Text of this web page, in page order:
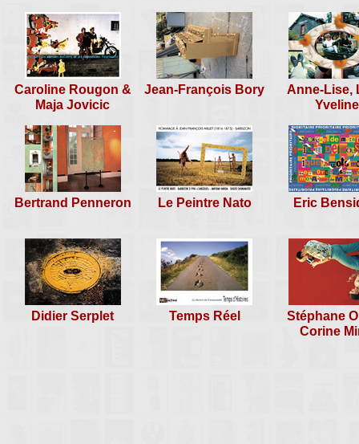
Caroline Rougon &
Maja Jovicic
Jean-François Bory
Anne-Lise,
Yveline
Bertrand Penneron Le Peintre Nato Eric
Didier Serplet Temps Réel
Stéphane
Corine
Nantes,Nantes
The Events :
Mois Off de la Photo
Salon du Dur et du Mou
cARTed Tour à Londres
special "O.F.N.I."
2° Biennale du Pré de Malon
rencontre n°45
Le Margouillat, du 05 au 06